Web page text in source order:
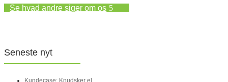
Se hvad andre siger om os
Seneste nyt